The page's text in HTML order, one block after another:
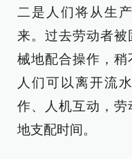
二是人们将从生
来。过去劳动者
械地配合操作，稍
人们可以离开流
作、人机互动，劳
地支配时间。